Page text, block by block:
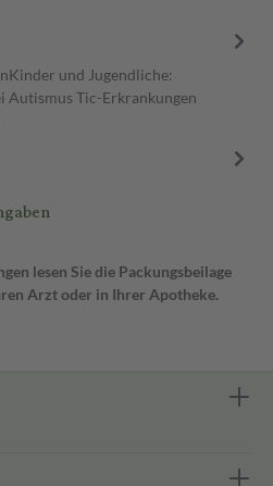
und Jugendliche:
Autismus Tic-Erkrankungen
lesen Sie die Packungsbeilage
Arzt oder in Ihrer Apotheke.